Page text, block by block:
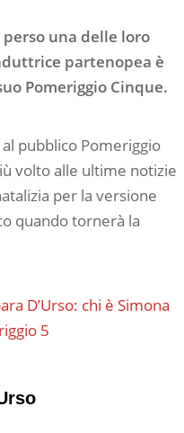
una delle loro
partenopea è
Pomeriggio Cinque.
pubblico Pomeriggio
volto alle ultime notizie
per la versione
quando tornerà la
D’Urso: chi è Simona
5